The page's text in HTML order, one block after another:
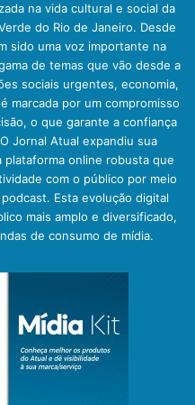
na vida cultural e social da
do Rio de Janeiro. Desde
sido uma voz importante na
de temas que vão desde a
sociais urgentes, economia,
marcada por um compromisso
o que garante a confiança
Jornal Atual expandiu sua
online robusta que
com o público por meio
Esta evolução digital
mais amplo e diversificado,
de consumo de mídia.